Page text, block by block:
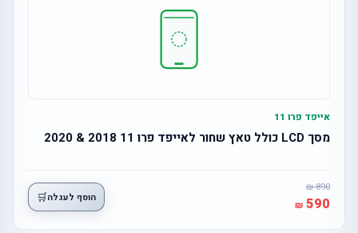
אייפד פרו 11
מסך LCD כולל טאץ שחור לאייפד פרו 11 2018 & 2020
890
590 הוסף לעגלה🛒